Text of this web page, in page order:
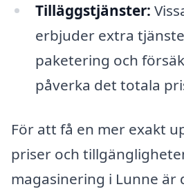
Tilläggstjänster:
erbjuder extra
paketering och
påverka det totala
För att få en mer exakt
priser och
magasinering i Lunne är